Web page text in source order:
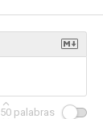
50 palabras